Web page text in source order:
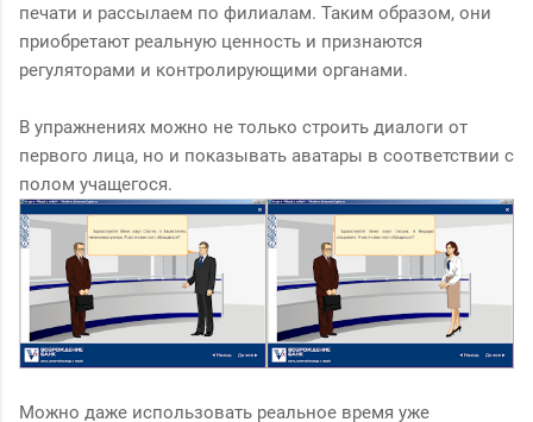
печати и рассылаем по филиалам. Таким образом, они
приобретают реальную ценность и признаются
регуляторами и контролирующими органами.
В упражнениях можно не только строить диалоги от
первого лица, но и показывать аватары в соответствии с
полом учащегося.
Можно даже использовать реальное время уже